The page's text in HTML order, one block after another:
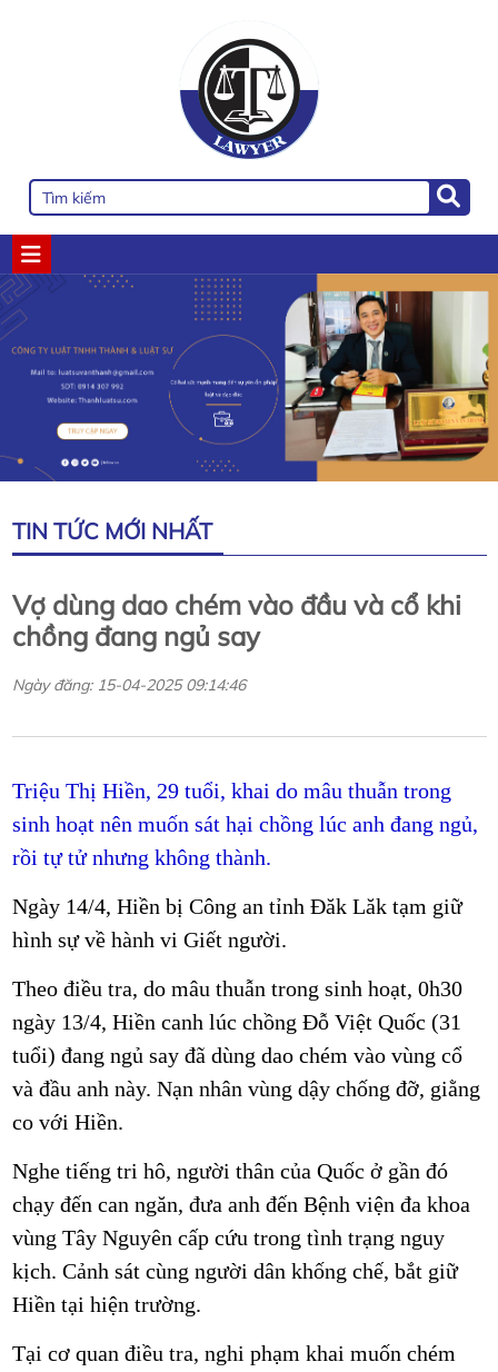
TIN TỨC MỚI NHẤT
Vợ dùng dao chém vào đầu và cổ khi
chồng đang ngủ say
Ngày đăng: 15-04-2025 09:14:46
Triệu Thị Hiền, 29 tuổi, khai do mâu thuẫn trong
sinh hoạt nên muốn sát hại chồng lúc anh đang ngủ,
rồi tự tử nhưng không thành.
Ngày 14/4, Hiền bị Công an tỉnh Đăk Lăk tạm giữ
hình sự về hành vi Giết người.
Theo điều tra, do mâu thuẫn trong sinh hoạt, 0h30
ngày 13/4, Hiền canh lúc chồng Đỗ Việt Quốc (31
tuổi) đang ngủ say đã dùng dao chém vào vùng cổ
và đầu anh này. Nạn nhân vùng dậy chống đỡ, giằng
co với Hiền.
Nghe tiếng tri hô, người thân của Quốc ở gần đó
chạy đến can ngăn, đưa anh đến Bệnh viện đa khoa
vùng Tây Nguyên cấp cứu trong tình trạng nguy
kịch. Cảnh sát cùng người dân khống chế, bắt giữ
Hiền tại hiện trường.
Tại cơ quan điều tra, nghi phạm khai muốn chém